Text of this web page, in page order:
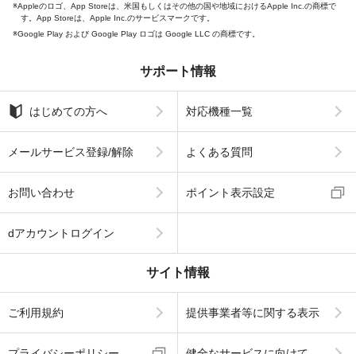
Appleのロゴ、App Storeは、米国もしくはその他の国や地域におけるApple Inc.の商標で
す。App Storeは、Apple Inc.のサービスマークです。
Google Play および Google Play ロゴは Google LLC の商標です。
サポート情報
はじめての方へ 対応機種一覧
メールサービス登録/解除 よくある質問
お問い合わせ ポイント表示設定
dアカウントログイン
サイト情報
ご利用規約 提供事業者等に関する表示